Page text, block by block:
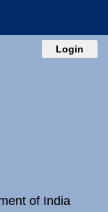
Login
of India